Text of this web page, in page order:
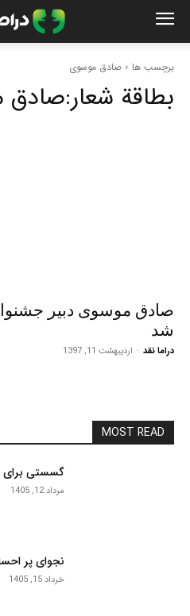
برچسب ها صادق موسوی
بطاقة شعار:صادق
صادق موسوی دبیر
شد
دراما نقد - اردیبهشت 11, 1397
MOST READ
گسستی برای
مرداد 12, 1405
نجوای پر
خرداد 15, 1405